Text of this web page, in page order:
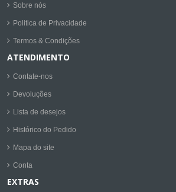
Sobre nós
Politica de Privacidade
Termos & Condições
ATENDIMENTO
Contate-nos
Devoluções
Lista de desejos
Histórico do Pedido
Mapa do site
Conta
EXTRAS